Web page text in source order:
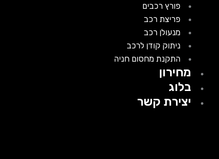
פורץ רכבים
פריצת רכב
מנעולן רכב
ניתוק קודן לרכב
התקנת מחסום חניה
מחירון
בלוג
יצירת קשר